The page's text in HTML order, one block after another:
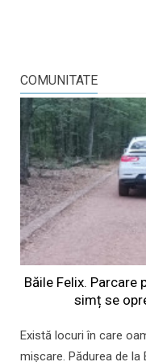
COMUNITATE
Băile Felix. Parcare
simț se
Există locuri în care
mișcare. Pădurea de la